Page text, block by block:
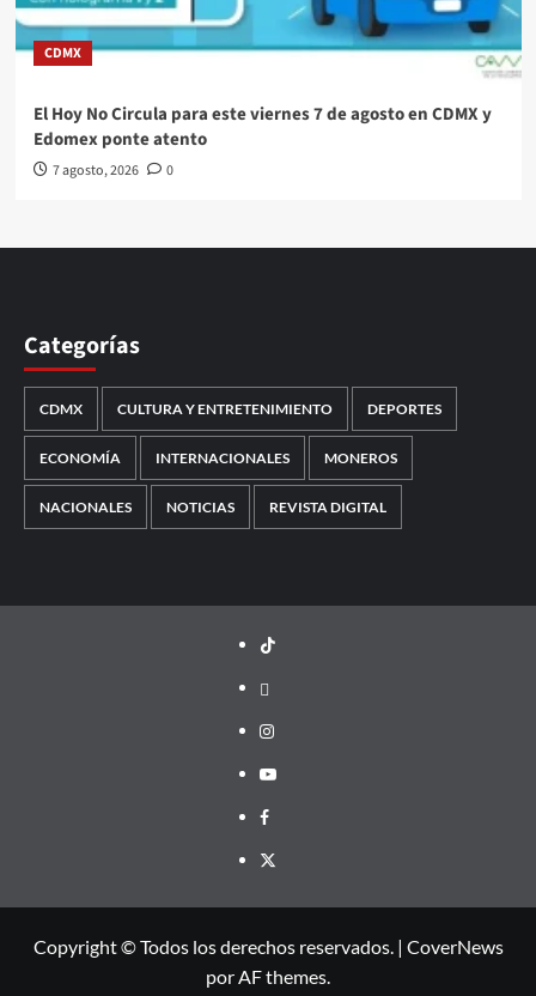
CDMX
El Hoy No Circula para este viernes 7 de agosto en CDMX y
Edomex ponte atento
7 agosto, 2026 0
Categorías
CDMX CULTURA Y ENTRETENIMIENTO DEPORTES
ECONOMÍA INTERNACIONALES MONEROS
NACIONALES NOTICIAS REVISTA DIGITAL
TikTok
threads
Instagram
Youtube
Facebook
X
Copyright © Todos los derechos reservados. | CoverNews
por AF themes.